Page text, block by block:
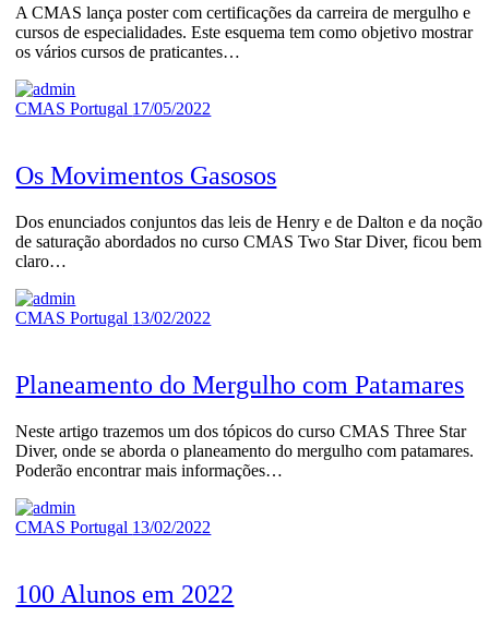
A CMAS lança poster com certificações da carreira de mergulho e
cursos de especialidades. Este esquema tem como objetivo mostrar
os vários cursos de praticantes…
CMAS Portugal 17/05/2022
Os Movimentos Gasosos
Dos enunciados conjuntos das leis de Henry e de Dalton e da noção
de saturação abordados no curso CMAS Two Star Diver, ficou bem
claro…
CMAS Portugal 13/02/2022
Planeamento do Mergulho com Patamares
Neste artigo trazemos um dos tópicos do curso CMAS Three Star
Diver, onde se aborda o planeamento do mergulho com patamares.
Poderão encontrar mais informações…
CMAS Portugal 13/02/2022
100 Alunos em 2022